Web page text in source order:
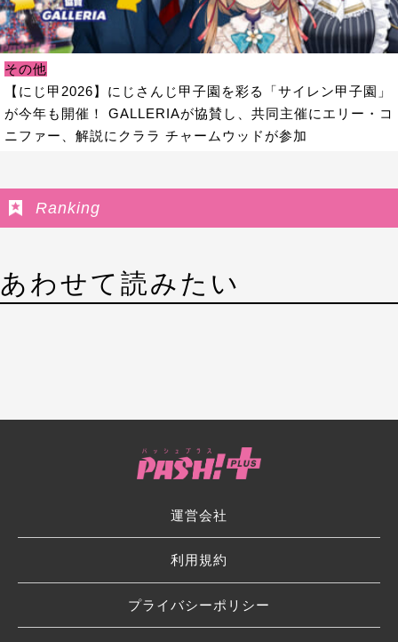
その他
【にじ甲2026】にじさんじ甲子園を彩る「サイレン甲子園」
が今年も開催！ GALLERIAが協賛し、共同主催にエリー・コ
ニファー、解説にクララ チャームウッドが参加
Ranking
あわせて読みたい
運営会社
利用規約
プライバシーポリシー